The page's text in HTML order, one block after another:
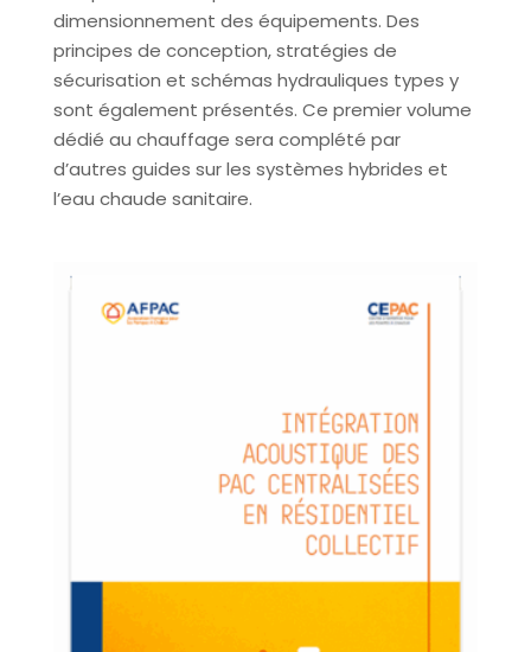
dimensionnement des équipements. Des
principes de conception, stratégies de
sécurisation et schémas hydrauliques types y
sont également présentés. Ce premier volume
dédié au chauffage sera complété par
d’autres guides sur les systèmes hybrides et
l’eau chaude sanitaire.